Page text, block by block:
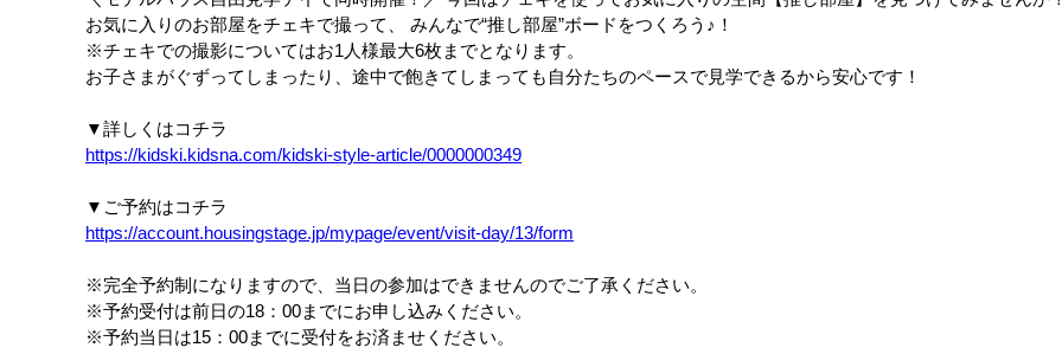
お気に入りのお部屋をチェキで撮って、 みんなで“推し部屋”ボードをつくろう♪！
※チェキでの撮影についてはお1人様最大6枚までとなります。
お子さまがぐずってしまったり、途中で飽きてしまっても自分たちのペースで見学できるから安心です！
▼詳しくはコチラ
https://kidski.kidsna.com/kidski-style-article/0000000349
▼ご予約はコチラ
https://account.housingstage.jp/mypage/event/visit-day/13/form
※完全予約制になりますので、当日の参加はできませんのでご了承ください。
※予約受付は前日の18：00までにお申し込みください。
※予約当日は15：00までに受付をお済ませください。